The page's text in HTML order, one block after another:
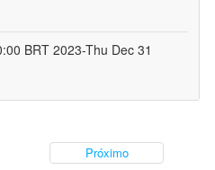
BRT 2023-Thu Dec 31
Próximo